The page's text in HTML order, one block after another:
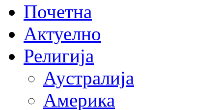
Почетна
Актуелно
Религија
Аустралија
Америка